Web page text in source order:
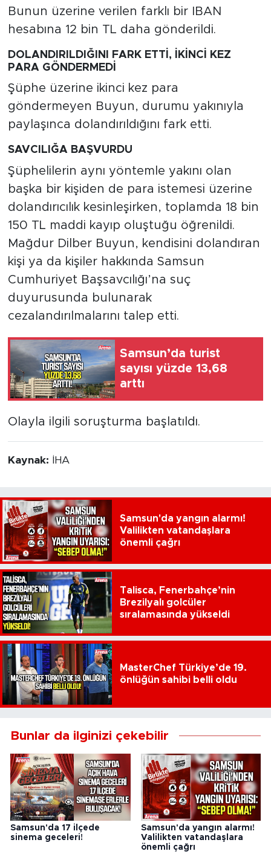
Bunun üzerine verilen farklı bir IBAN
hesabına 12 bin TL daha gönderildi.
DOLANDIRILDIĞINI FARK ETTİ, İKİNCİ KEZ
PARA GÖNDERMEDİ
Şüphe üzerine ikinci kez para
göndermeyen Buyun, durumu yakınıyla
paylaşınca dolandırıldığını fark etti.
SAVCILIĞA BAŞVURDU
Şüphelilerin aynı yöntemle yakını olan
başka bir kişiden de para istemesi üzerine
dolandırıcılık kesinleşirken, toplamda 18 bin
150 TL maddi kayıp oluştuğu öğrenildi.
Mağdur Dilber Buyun, kendisini dolandıran
kişi ya da kişiler hakkında Samsun
Cumhuriyet Başsavcılığı’na suç
duyurusunda bulunarak
cezalandırılmalarını talep etti.
Samsun’da turist
sayısı yüzde 13,68
arttı
Olayla ilgili soruşturma başlatıldı.
Kaynak: İHA
Samsun'da yangın alarmı!
Valilikten vatandaşlara
önemli çağrı
Talisca, Fenerbahçe’nin
Brezilyalı golcüler
sıralamasında yükseldi
MasterChef Türkiye’de 19.
önlüğün sahibi belli oldu
Bunlar da ilginizi çekebilir
Samsun'da 17 ilçede
sinema geceleri!
Samsun'da yangın alarmı!
Valilikten vatandaşlara
önemli çağrı